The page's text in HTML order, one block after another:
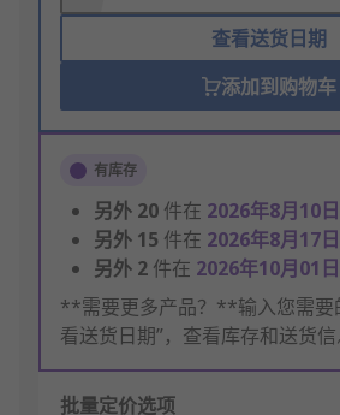
查看送货日期
添加到购物车
有库存
另外 20 件在 2026年8月10日
另外 15 件在 2026年8月17日
另外 2 件在 2026年10月01日
**需要更多产品？**输入您需要
看送货日期”，查看库存和送货信
批量定价选项